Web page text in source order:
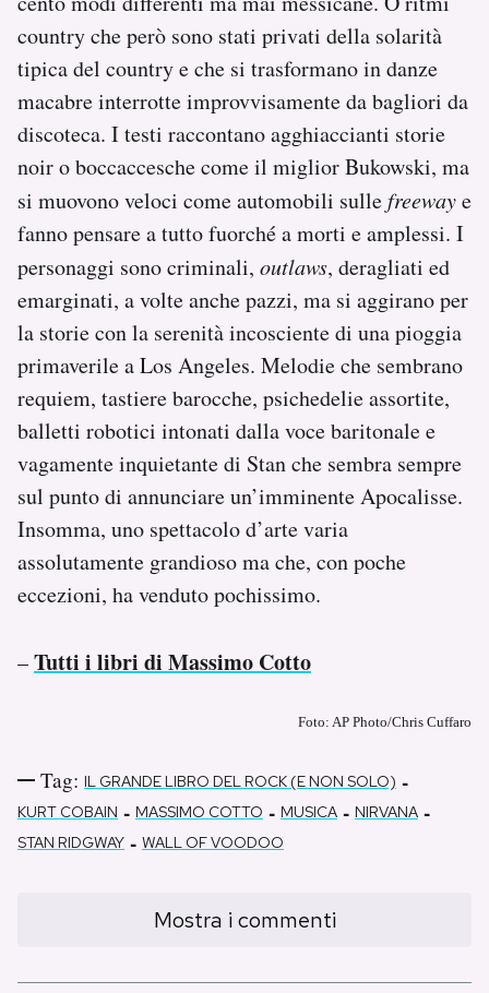
country che però sono stati privati della solarità
tipica del country e che si trasformano in danze
macabre interrotte improvvisamente da bagliori da
discoteca. I testi raccontano agghiaccianti storie
noir o boccaccesche come il miglior Bukowski, ma
si muovono veloci come automobili sullefreewaye
fanno pensare a tutto fuorché a morti e amplessi. I
personaggi sono criminali, outlaws, deragliati ed
emarginati, a volte anche pazzi, ma si aggirano per
la storie con la serenità incosciente di una pioggia
primaverile a Los Angeles. Melodie che sembrano
requiem, tastiere barocche, psichedelie assortite,
balletti robotici intonati dalla voce baritonale e
vagamente inquietante di Stan che sembra sempre
sul punto di annunciare un’imminente Apocalisse.
Insomma, uno spettacolo d’arte varia
assolutamente grandioso ma che, con poche
eccezioni, ha venduto pochissimo.
–Tutti i libri di Massimo Cotto
Foto: AP Photo/Chris Cuffaro
Tag: IL GRANDE LIBRO DEL ROCK (E NON SOLO) -
KURT COBAIN - MASSIMO COTTO - MUSICA - NIRVANA -
STAN RIDGWAY - WALL OF VOODOO
Mostra i commenti